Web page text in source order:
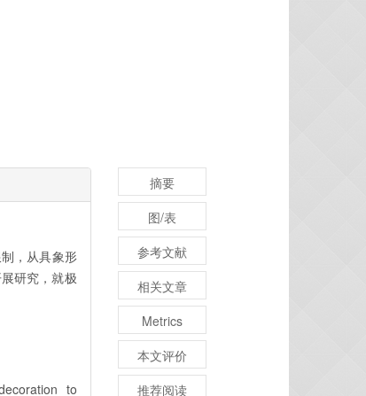
，从具象形
研究，就极
to
摘要
图/表
参考文献
相关文章
Metrics
本文评价
推荐阅读